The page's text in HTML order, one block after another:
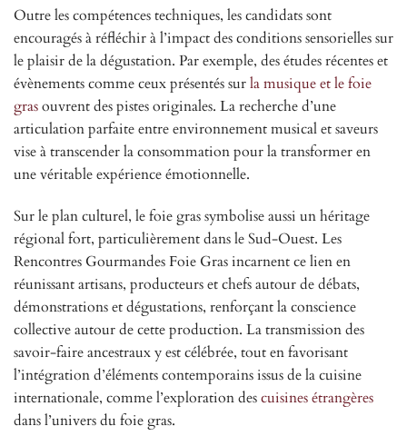
Outre les compétences techniques, les candidats sont
encouragés à réfléchir à l’impact des conditions sensorielles sur
le plaisir de la dégustation. Par exemple, des études récentes et
évènements comme ceux présentés surla musique et le foie
grasouvrent des pistes originales. La recherche d’une
articulation parfaite entre environnement musical et saveurs
vise à transcender la consommation pour la transformer en
une véritable expérience émotionnelle.
Sur le plan culturel, le foie gras symbolise aussi un héritage
régional fort, particulièrement dans le Sud-Ouest. Les
Rencontres Gourmandes Foie Gras incarnent ce lien en
réunissant artisans, producteurs et chefs autour de débats,
démonstrations et dégustations, renforçant la conscience
collective autour de cette production. La transmission des
savoir-faire ancestraux y est célébrée, tout en favorisant
l’intégration d’éléments contemporains issus de la cuisine
internationale, comme l’exploration descuisines étrangères
dans l’univers du foie gras.